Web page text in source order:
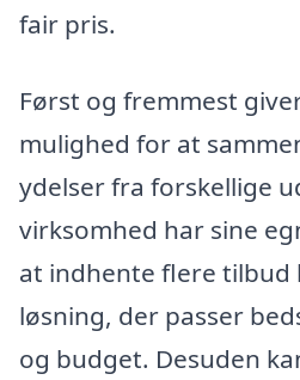
fair pris.
Først og fremmest
mulighed for at
ydelser fra forskellige
virksomhed har sine
at indhente flere tilbud
løsning, der passer
og budget. Desuden